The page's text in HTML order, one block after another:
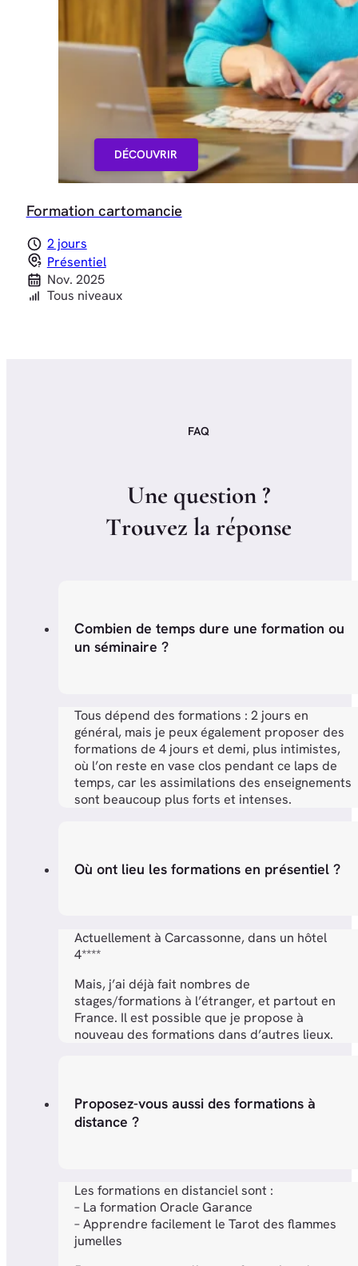
DÉCOUVRIR
Formation cartomancie
2 jours
Présentiel
Nov. 2025
Tous niveaux
FAQ
Une question ?
Trouvez laréponse
Combien de temps dure une formation ou
un séminaire ?
Tous dépend des formations : 2 jours en
général, mais je peux également proposer des
formations de 4 jours et demi, plus intimistes,
où l’on reste en vase clos pendant ce laps de
temps, car les assimilations des enseignements
sont beaucoup plus forts et intenses.
Où ont lieu les formations en présentiel ?
Actuellement à Carcassonne, dans un hôtel
4****
Mais, j’ai déjà fait nombres de
stages/formations à l’étranger, et partout en
France. Il est possible que je propose à
nouveau des formations dans d’autres lieux.
Proposez-vous aussi des formations à
distance ?
Les formations en distanciel sont :
– La formation Oracle Garance
– Apprendre facilement le Tarot des flammes
jumelles